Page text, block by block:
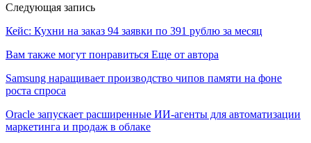
Следующая запись
Кейс: Кухни на заказ 94 заявки по 391 рублю за месяц
Вам также могут понравиться Еще от автора
Samsung наращивает производство чипов памяти на фоне
роста спроса
Oracle запускает расширенные ИИ‑агенты для автоматизации
маркетинга и продаж в облаке